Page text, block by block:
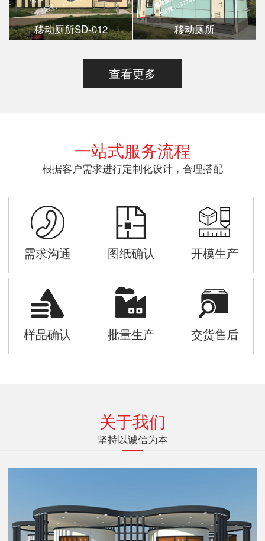
移动厕所SD-012 移动厕所
查看更多
一站式服务流程
根据客户需求进行定制化设计，合理搭配
需求沟通 图纸确认 开模生产
样品确认 批量生产 交货售后
关于我们
坚持以诚信为本